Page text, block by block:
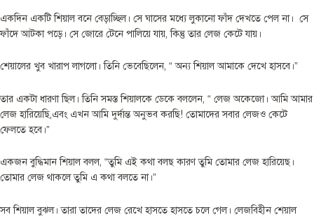
একদিন একটি শিয়াল বনে বেড়াচ্ছিল। সে ঘাসের মধ্যে লুকানো ফাঁদ দেখতে পেল না। সে
ফাঁদে আটকা পড়ে। সে জোরে টেনে পালিয়ে যায়, কিন্তু তার লেজ কেটে যায়।
শেয়ালের খুব খারাপ লাগলো। তিনি ভেবেছিলেন, “ অন্য শিয়াল আমাকে দেখে হাসবে।”
তার একটা ধারণা ছিল। তিনি সমস্ত শিয়ালকে ডেকে বললেন, “ লেজ অকেজো। আমি আমার
লেজ হারিয়েছি,এবং এখন আমি দুর্দান্ত অনুভব করছি! তোমাদের সবার লেজও কেটে
ফেলতে হবে।”
একজন বুদ্ধিমান শিয়াল বলল, “তুমি এই কথা বলছ কারণ তুমি তোমার লেজ হারিয়েছ।
তোমার লেজ থাকলে তুমি এ কথা বলতে না।”
সব শিয়াল বুঝল। তারা তাদের লেজ রেখে হাসতে হাসতে চলে গেল। লেজবিহীন শেয়াল